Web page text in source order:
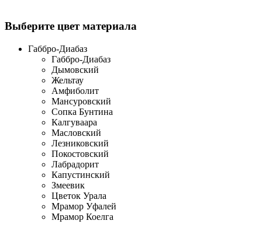
Выберите цвет материала
Габбро-Диабаз
Габбро-Диабаз
Дымовский
Жельтау
Амфиболит
Мансуровский
Сопка Бунтина
Калгуваара
Масловский
Лезниковский
Покостовский
Лабрадорит
Капустинский
Змеевик
Цветок Урала
Мрамор Уфалей
Мрамор Коелга